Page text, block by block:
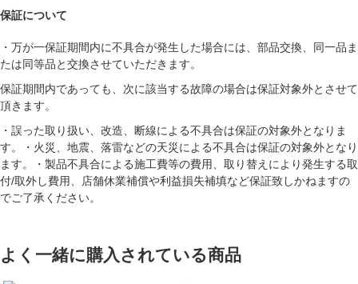
保証について
・万が一保証期間内に不具合が発生した場合には、部品交換、同一品ま
たは同等品と交換させていただきます。
保証期間内であっても、次に該当する故障の場合は保証対象外とさせて
頂きます。
・誤った取り扱い、改造、断線による不具合は保証の対象外となりま
す。・火災、地震、落雷などの天災による不具合は保証の対象外となり
ます。・製品不具合による施工費等の費用、取り替えにより発生する取
付/取外し費用、店舗休業補償や利益損失補填など保証致しかねますの
でご了承ください。
よく一緒に購入されている商品